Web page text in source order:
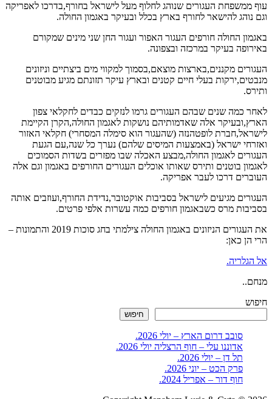
עוף ממשפחת העגורים שנוהג לחלוף מעל לישראל בחורף,בדרכו לאפריקה
וגם נוהג להישאר לחורף בארץ בכלל ובעיקר באגמון החולה.
באגמון החולה חורפים העגור האפור ועגור החן שני מינים שמקורם
באירופה בעיקר במרכזה ובצפונה.
העגורים מקננים,בארצות מוצאם,בסמוך למקווי מים ביצתיים וניזונים
מנבטים,ירקות בעלי חיים קטנים ובארץ עיקר תזונתם מגיע מבוטנים
ותירס.
לאחר כמה שנים שבהם העגורים גרמו לנזקים כבדים לחקלאי צפון
הארץ,ובעיקר אלה שאדמותיהם נושקות לאגמון החולה,הקרן הקיימת
לישראל,חברת לופטהנזה (שהעגור הוא סימלה המסחרי) חקלאי האזור
ואזרחי ישראל (באמצעות המיסים שלהם) נערך כל שנה,עם הגעת
העגורים לאגמון החולה,מבצע האכלה שבו מפזרים בשדות הסמוכים
לאגמון בוטנים ותירס שאותו אוכלים העגורים החורפים באגמון וגם אלה
העוברים דרכו לעבר אפריקה.
העגורים מגיעים לישראל בסביבות אוקטובר,נדידת החורף,ועוזבים אותה
בסביבות מרס כשבאגמון חורפים כמה עשרות אלפי פרטים.
את העגורים הניזונים באגמון החולה צילמתי בחג סוכות 2019 והתמונות –
הרי הן כאן:
אל הגלריה.
מנחם..
חיפוש
חיפוש
סובב דרום הארץ – יולי 2026.
אדוננו עלי – חוף הרצליה יולי 2026.
תל דן – יולי 2026.
פרק הכט – יוני 2026.
חוף דור – אפריל 2024.